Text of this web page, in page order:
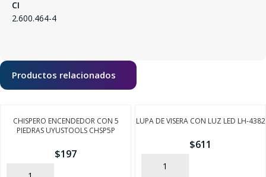
CI
2.600.464-4
Productos relacionados
CHISPERO ENCENDEDOR CON 5
PIEDRAS UYUSTOOLS CHSP5P
$197
LUPA DE VISERA CON LUZ LED LH-4382
$611
AÑADIR